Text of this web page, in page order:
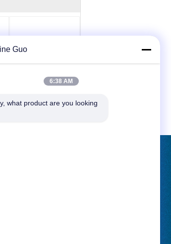
ASA সিনথেটিক রেজিন রুফ টাইল
১০৫০মিমি প্রস্থ ২.৫মিমি পুরুত্ব
Guo
6:38 AM
what product are you looking